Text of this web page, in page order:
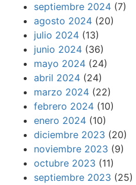
septiembre 2024 (7)
agosto 2024 (20)
julio 2024 (13)
junio 2024 (36)
mayo 2024 (24)
abril 2024 (24)
marzo 2024 (22)
febrero 2024 (10)
enero 2024 (10)
diciembre 2023 (20)
noviembre 2023 (9)
octubre 2023 (11)
septiembre 2023 (25)